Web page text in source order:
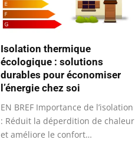
Isolation thermique
écologique : solutions
durables pour économiser
l’énergie chez soi
EN BREF Importance de l’isolation
: Réduit la déperdition de chaleur
et améliore le confort…